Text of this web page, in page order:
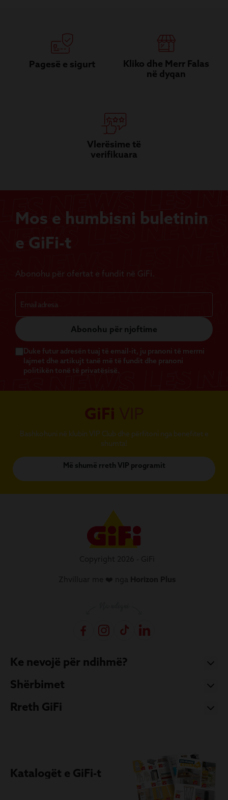
Pagesë e sigurt
Kliko dhe Merr Falas
në dyqan
Vlerësime të
verifikuara
Mos e humbisni buletinin
e GiFi-t
Abonohu për ofertat e fundit në GiFi.
Abonohu për njoftime
Duke futur adresën tuaj të email-it, ju pranoni të merrni
lajmet dhe artikujt tanë më të fundit dhe pranoni
politikën tonë të privatësisë.
GiFi
Bashkohuni në klubin VIP Club dhe përfitoni nga benefitet e
shumta!
Më shumë rreth VIP programit
Ke nevojë për ndihmë?
Shërbimet
Rreth GiFi
Katalogët e GiFi-t